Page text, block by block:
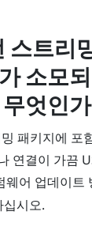
스트리
소모
엇인
패키지에 포
연결이 가끔
웨어 업데이트
시오.